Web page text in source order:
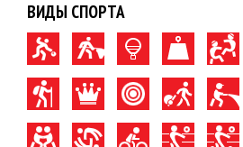
ВИДЫ СПОРТА